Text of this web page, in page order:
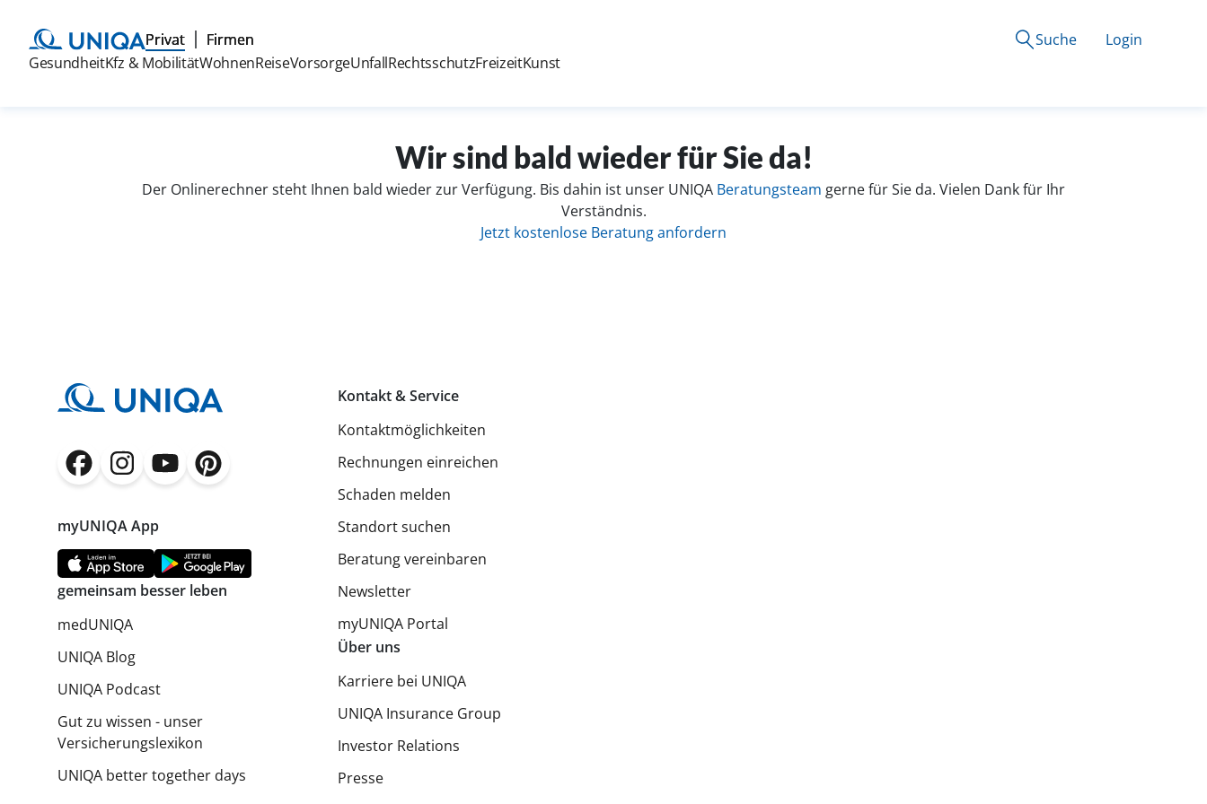
Privat Firmen Suche
Login
GesundheitKfz & MobilitätWohnenReiseVorsorgeUnfallRechtsschutzFreizeitKunst
Wir sind bald wieder für Sie da!
Der Onlinerechner steht Ihnen bald wieder zur Verfügung. Bis dahin ist unser UNIQA Beratungsteam gerne für Sie da. Vielen Dank für Ihr
Verständnis.
Jetzt kostenlose Beratung anfordern
myUNIQA App
gemeinsam besser leben
medUNIQA
UNIQA Blog
UNIQA Podcast
Gut zu wissen - unser
Versicherungslexikon
UNIQA better together days
Kontakt & Service
Kontaktmöglichkeiten
Rechnungen einreichen
Schaden melden
Standort suchen
Beratung vereinbaren
Newsletter
myUNIQA Portal
Über uns
Karriere bei UNIQA
UNIQA Insurance Group
Investor Relations
Presse